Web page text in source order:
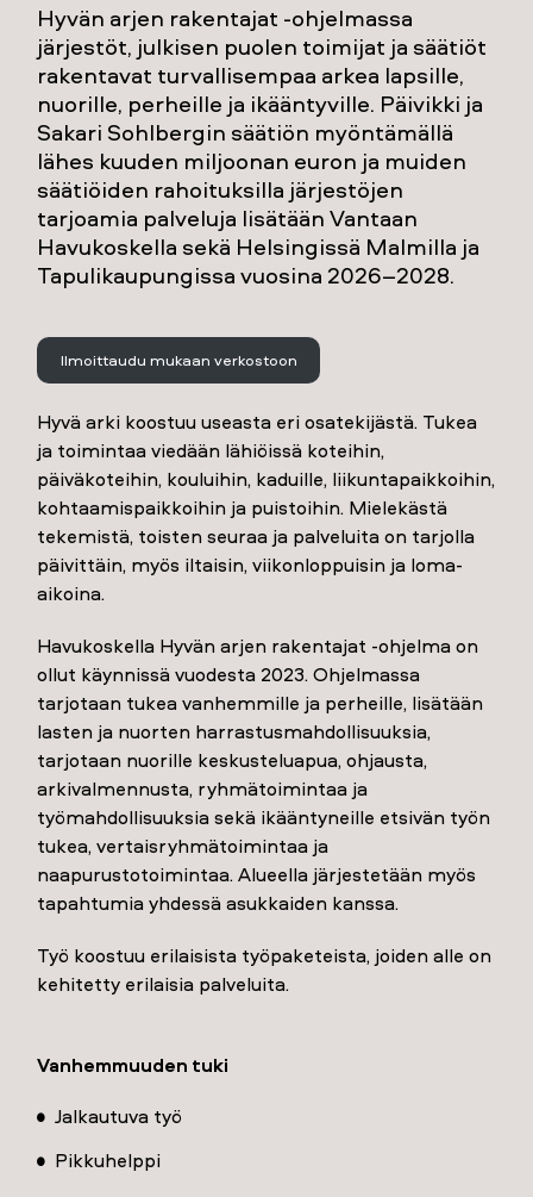
Hyvän arjen rakentajat -ohjelmassa
järjestöt, julkisen puolen toimijat ja säätiöt
rakentavat turvallisempaa arkea lapsille,
nuorille, perheille ja ikääntyville. Päivikki ja
Sakari Sohlbergin säätiön myöntämällä
lähes kuuden miljoonan euron ja muiden
säätiöiden rahoituksilla järjestöjen
tarjoamia palveluja lisätään Vantaan
Havukoskella sekä Helsingissä Malmilla ja
Tapulikaupungissa vuosina 2026–2028.
Ilmoittaudu mukaan verkostoon
Hyvä arki koostuu useasta eri osatekijästä. Tukea
ja toimintaa viedään lähiöissä koteihin,
päiväkoteihin, kouluihin, kaduille, liikuntapaikkoihin,
kohtaamispaikkoihin ja puistoihin. Mielekästä
tekemistä, toisten seuraa ja palveluita on tarjolla
päivittäin, myös iltaisin, viikonloppuisin ja loma-
aikoina.
Havukoskella Hyvän arjen rakentajat -ohjelma on
ollut käynnissä vuodesta 2023. Ohjelmassa
tarjotaan tukea vanhemmille ja perheille, lisätään
lasten ja nuorten harrastusmahdollisuuksia,
tarjotaan nuorille keskusteluapua, ohjausta,
arkivalmennusta, ryhmätoimintaa ja
työmahdollisuuksia sekä ikääntyneille etsivän työn
tukea, vertaisryhmätoimintaa ja
naapurustotoimintaa. Alueella järjestetään myös
tapahtumia yhdessä asukkaiden kanssa.
Työ koostuu erilaisista työpaketeista, joiden alle on
kehitetty erilaisia palveluita.
Vanhemmuuden tuki
Jalkautuva työ
Pikkuhelppi